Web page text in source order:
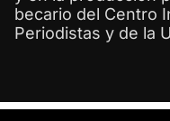
becario del Centro
Periodistas y de la